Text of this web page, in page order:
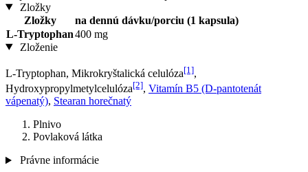
Zložky
Zložky
na dennú dávku/porciu (1 kapsula)
L-Tryptophan400 mg
Zloženie
L-Tryptophan, Mikrokryštalická celulóza[1],
Hydroxypropylmetylcelulóza[2], Vitamín B5 (D-pantotenát
vápenatý), Stearan horečnatý
Plnivo
Povlaková látka
Právne informácie